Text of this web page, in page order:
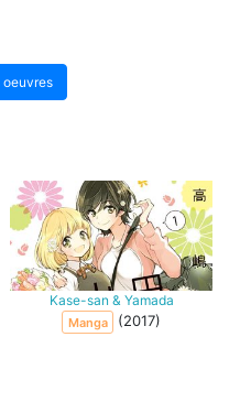
oeuvres
Kase-san & Yamada
Manga (2017)